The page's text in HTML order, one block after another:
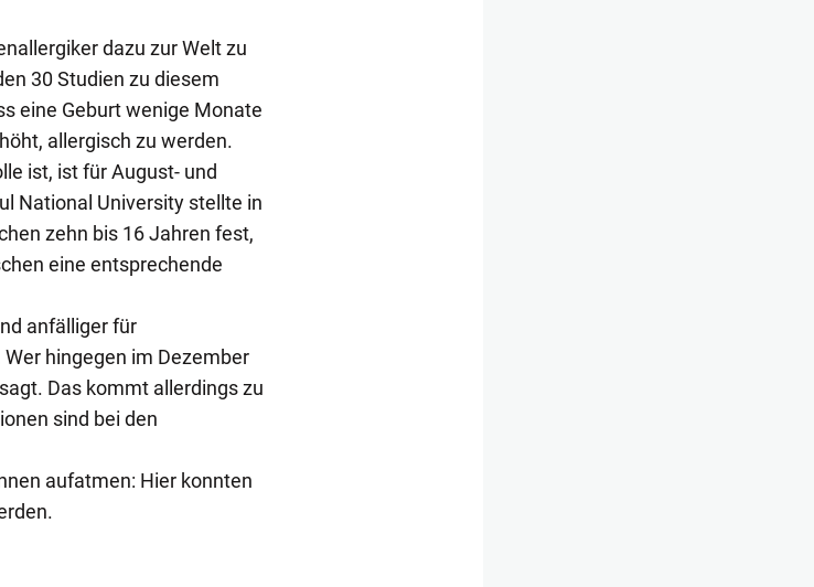
dazu zur Welt zu
30 Studien zu diesem
eine Geburt wenige Monate
allergisch zu werden.
ist, ist für August- und
National University stellte in
zehn bis 16 Jahren fest,
eine entsprechende
anfälliger für
hingegen im Dezember
Das kommt allerdings zu
sind bei den
aufatmen: Hier konnten